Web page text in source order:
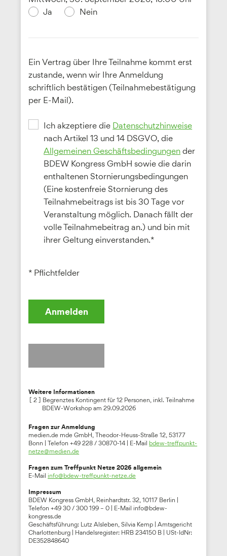
Ja
Nein
Ein Vertrag über Ihre Teilnahme kommt erst
zustande, wenn wir Ihre Anmeldung
schriftlich bestätigen (Teilnahmebestätigung
per E-Mail).
Ich akzeptiere die Datenschutzhinweise
nach Artikel 13 und 14 DSGVO, die
Allgemeinen Geschäftsbedingungen der
BDEW Kongress GmbH sowie die darin
enthaltenen Stornierungsbedingungen
(Eine kostenfreie Stornierung des
Teilnahmebeitrags ist bis 30 Tage vor
Veranstaltung möglich. Danach fällt der
volle Teilnahmebeitrag an.) und bin mit
ihrer Geltung einverstanden.*
* Pflichtfelder
Weitere Informationen
[ 2 ] Begrenztes Kontingent für 12 Personen, inkl. Teilnahme
BDEW-Workshop am 29.09.2026
Fragen zur Anmeldung
medien.de mde GmbH, Theodor-Heuss-Straße 12, 53177
Bonn | Telefon +49 228 / 30870-14 | E-Mail bdew-treffpunkt-
netze@medien.de
Fragen zum Treffpunkt Netze 2026 allgemein
E-Mail info@bdew-treffpunkt-netze.de
Impressum
BDEW Kongress GmbH, Reinhardtstr. 32, 10117 Berlin |
Telefon +49 30 / 300 199 – 0 | E-Mail info@bdew-
kongress.de
Geschäftsführung: Lutz Alsleben, Silvia Kemp | Amtsgericht
Charlottenburg | Handelsregister: HRB 234150 B | USt-IdNr:
DE352848640